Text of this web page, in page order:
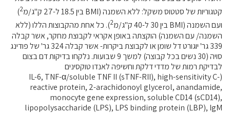
קטגוריות של סטטוס משקל: ללא השמנה (BMI בין 18.5 ל-27 ק"ג/מ
2
)
ועם השמנה (BMI בין 30 ל-40 ק"ג/מ
2). כל אחת מהקבוצות הללו (ללא
השמנה/ עם השמנה) הוקצתה באופן אקראי לקבוצת מחקר, אשר קבלה
339 גר' יוגורט דל שומן או לקבוצת ביקרות- אשר קבלה 324 גר' של פודינג
סויה (30 נשים בכל קבוצה) למשך 9 שבועות. נלקחו בדיקות דם בצום
לבדיקת רמות של מדדי דלקת וחשיפה לאנדו טוקסינים
(IL-6, TNF-α/soluble TNF II (sTNF-RII), high-sensitivity C-
reactive protein, 2-arachidonoyl glycerol, anandamide,
monocyte gene expression, soluble CD14 (sCD14),
lipopolysaccharide (LPS), LPS binding protein (LBP), IgM